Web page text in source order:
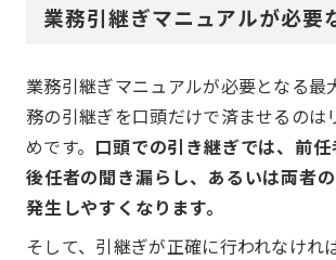
業務引継ぎマニュアルが必要
業務引継ぎマニュアルが必要となる最
務の引継ぎを口頭だけで済ませるのは
めです。 口頭での引き継ぎでは、前
後任者の聞き漏らし、あるいは両者
発生しやすくなります。
そして、引継ぎが正確に行われなけれ